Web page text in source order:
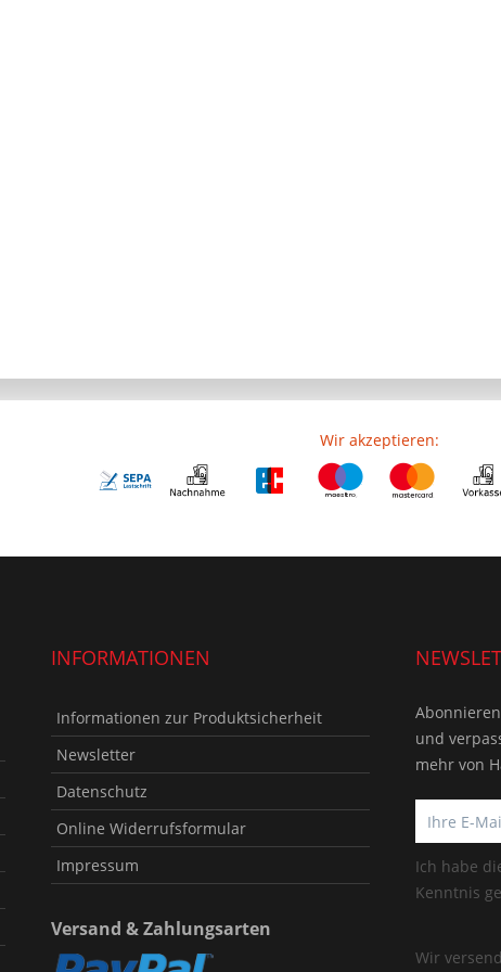
Wir akzeptieren:
INFORMATIONEN
Informationen zur Produktsicherheit
Newsletter
Datenschutz
Online Widerrufsformular
Impressum
Versand & Zahlungsarten
und
mehr von
Ich habe
Kenntnis
Wir